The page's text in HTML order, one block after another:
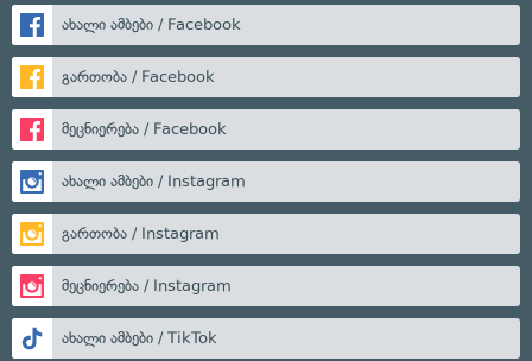
ახალი ამბები / Facebook
გართობა / Facebook
მეცნიერება / Facebook
ახალი ამბები / Instagram
გართობა / Instagram
მეცნიერება / Instagram
ახალი ამბები / TikTok